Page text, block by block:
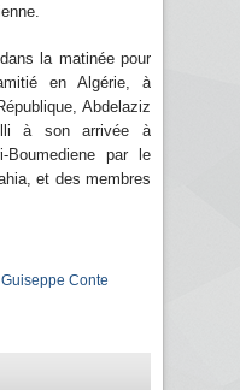
la matinée pour
en Algérie, à
Abdelaziz
à son arrivée à
Boumediene par le
et des membres
Guiseppe Conte